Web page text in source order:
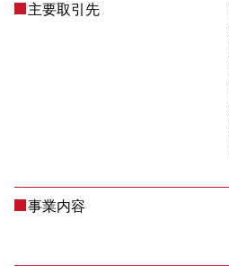
主要取引先
事業内容